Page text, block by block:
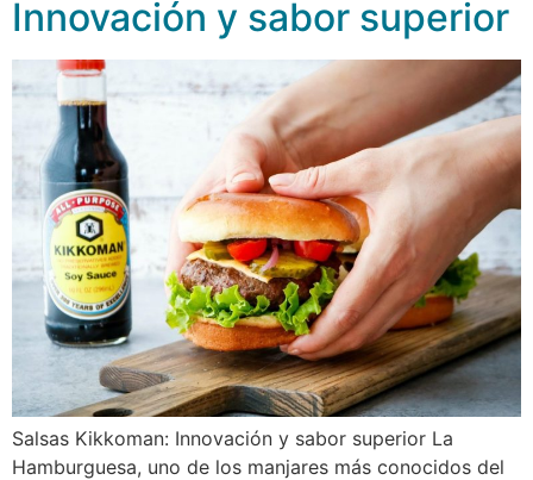
Innovación y sabor superior
Salsas Kikkoman: Innovación y sabor superior La
Hamburguesa, uno de los manjares más conocidos del